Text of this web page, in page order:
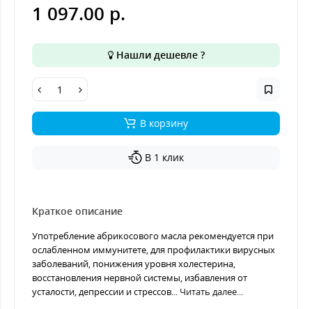
1 097.00 р.
Нашли дешевле ?
В корзину
В 1 клик
Краткое описание
Употребление абрикосового масла рекомендуется при
ослабленном иммунитете, для профилактики вирусных
заболеваний, понижения уровня холестерина,
восстановления нервной системы, избавления от
усталости, депрессии и стрессов... Читать далее...